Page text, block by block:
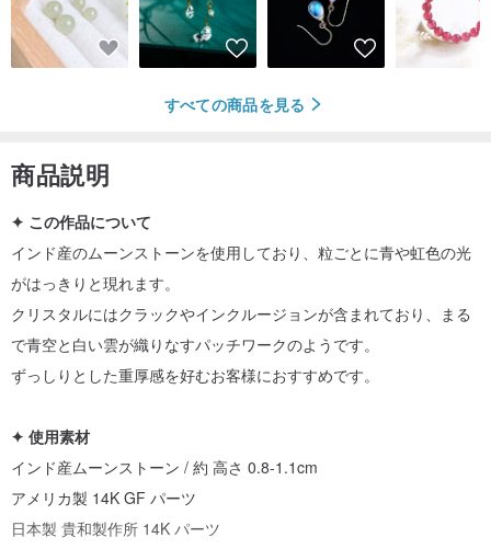
すべての商品を見る
商品説明
✦ この作品について
インド産のムーンストーンを使用しており、粒ごとに青や虹色の光
がはっきりと現れます。
クリスタルにはクラックやインクルージョンが含まれており、まる
で青空と白い雲が織りなすパッチワークのようです。
ずっしりとした重厚感を好むお客様におすすめです。
✦ 使用素材
インド産ムーンストーン / 約 高さ 0.8-1.1cm
アメリカ製 14K GF パーツ
日本製 貴和製作所 14K パーツ